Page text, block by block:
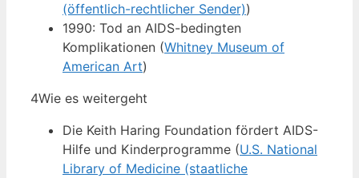
(öffentlich-rechtlicher Sender))
1990: Tod an AIDS-bedingten
Komplikationen (Whitney Museum of
American Art)
4Wie es weitergeht
Die Keith Haring Foundation fördert AIDS-
Hilfe und Kinderprogramme (U.S. National
Library of Medicine (staatliche